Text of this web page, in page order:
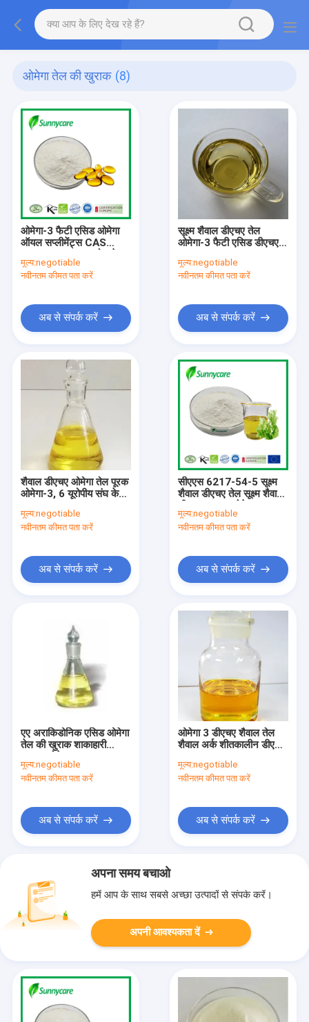
ओमेगा तेल की खुराक (8)
ओमेगा-3 फैटी एसिड ओमेगा
ऑयल सप्लीमेंट्स CAS
डीएचए पाउडर
मूल्य:negotiable
नवीनतम कीमत पता करें
अब से संपर्क करें
सूक्ष्म शैवाल डीएचए तेल
ओमेगा-3 फैटी एसिड डीएचए
54-5
मूल्य:negotiable
नवीनतम कीमत पता करें
अब से संपर्क करें
शैवाल डीएचए ओमेगा तेल पूरक
ओमेगा-3, 6 यूरोपीय संघ के
मूल्य:negotiable
नवीनतम कीमत पता करें
अब से संपर्क करें
सीएएस 6217-54-5 सूक्ष्म
शैवाल डीएचए तेल सूक्ष्म शैवाल
मूल्य:negotiable
नवीनतम कीमत पता करें
अब से संपर्क करें
एए अराकिडोनिक एसिड ओमेगा
तेल की खुराक शाकाहारी
मूल्य:negotiable
नवीनतम कीमत पता करें
अब से संपर्क करें
ओमेगा 3 डीएचए शैवाल तेल
शैवाल अर्क शीतकालीन डीएचए
CAS 6217-54-5
मूल्य:negotiable
नवीनतम कीमत पता करें
अब से संपर्क करें
अपना समय बचाओ
हमें आप के साथ सबसे अच्छा उत्पादों से संपर्क करें।
अपनी आवश्यकता दें